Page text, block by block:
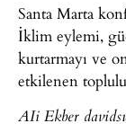
Santa Marta
İklim eylemi,
kurtarmayı ve
etkilenen
AIi Ekber